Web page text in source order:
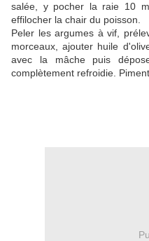
salée, y pocher la raie 10
effilocher la chair du poisson.
Peler les argumes à vif,
morceaux, ajouter huile
avec la mâche puis
complètement refroidie.